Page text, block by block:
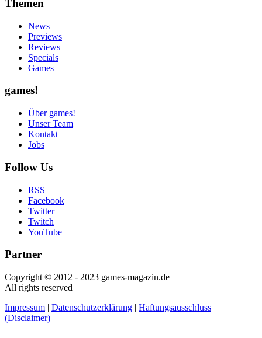
Themen
News
Previews
Reviews
Specials
Games
games!
Über games!
Unser Team
Kontakt
Jobs
Follow Us
RSS
Facebook
Twitter
Twitch
YouTube
Partner
Copyright © 2012 - 2023 games-magazin.de
All rights reserved
Impressum | Datenschutzerklärung | Haftungsausschluss
(Disclaimer)